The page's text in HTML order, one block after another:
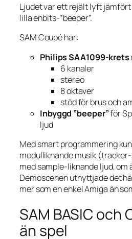
Ljudet var ett rejält lyft
lilla enbits-”beeper”.
SAM Coupé har:
Philips SAA1099-krets
6 kanaler
stereo
8 oktaver
stöd för brus och
Inbyggd ”beeper”för
ljud
Med smart programmering
modulliknande musik
med sample-liknande ljud, om
Demoscenen utnyttjade det
mer som en enkel Amiga än
SAM BASIC och
än spel